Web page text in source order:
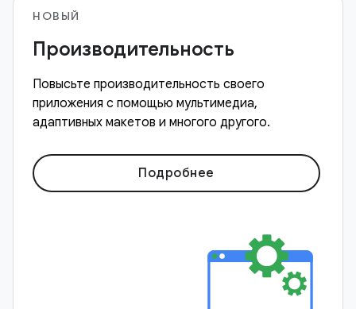
НОВЫЙ
Производительность
Повысьте производительность своего
приложения с помощью мультимедиа,
адаптивных макетов и многого другого.
Подробнее